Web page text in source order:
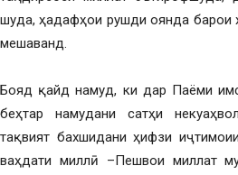
шуда, ҳадафҳои рушди оянда барои
мешаванд.
Бояд қайд намуд, ки дар Паёми
беҳтар намудани сатҳи
тақвият бахшидани ҳифзи
ваҳдати миллӣ –Пешвои миллат